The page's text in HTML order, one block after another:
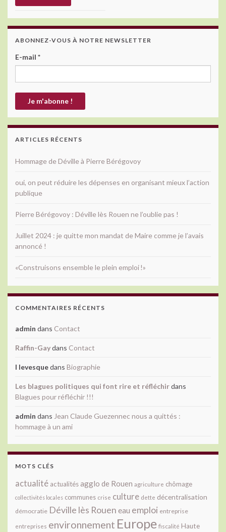
ABONNEZ-VOUS À NOTRE NEWSLETTER
E-mail *
ARTICLES RÉCENTS
Hommage de Déville à Pierre Bérégovoy
oui, on peut réduire les dépenses en organisant mieux l’action
publique
Pierre Bérégovoy : Déville lès Rouen ne l’oublie pas !
Juillet 2024 : je quitte mon mandat de Maire comme je l’avais
annoncé !
«Construisons ensemble le plein emploi !»
COMMENTAIRES RÉCENTS
admin dans Contact
Raffin-Gaydans Contact
l levesquedans Biographie
Les blagues politiques qui font rire et réfléchirdans
Blagues pour réfléchir !!!
admin dans Jean Claude Guezennec nous a quittés :
hommage à un ami
MOTS CLÉS
actualité actualitésagglo de Rouen agriculture chômage
collectivités locales communes crise culture dette décentralisation
démocratie Déville lès Rouen eau emploi entreprise
entreprises environnement Europe fiscalité Haute